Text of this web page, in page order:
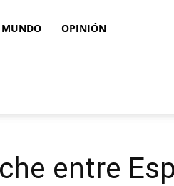
MUNDO OPINIÓN
entre